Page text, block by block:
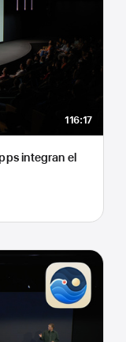
116:17
integran el